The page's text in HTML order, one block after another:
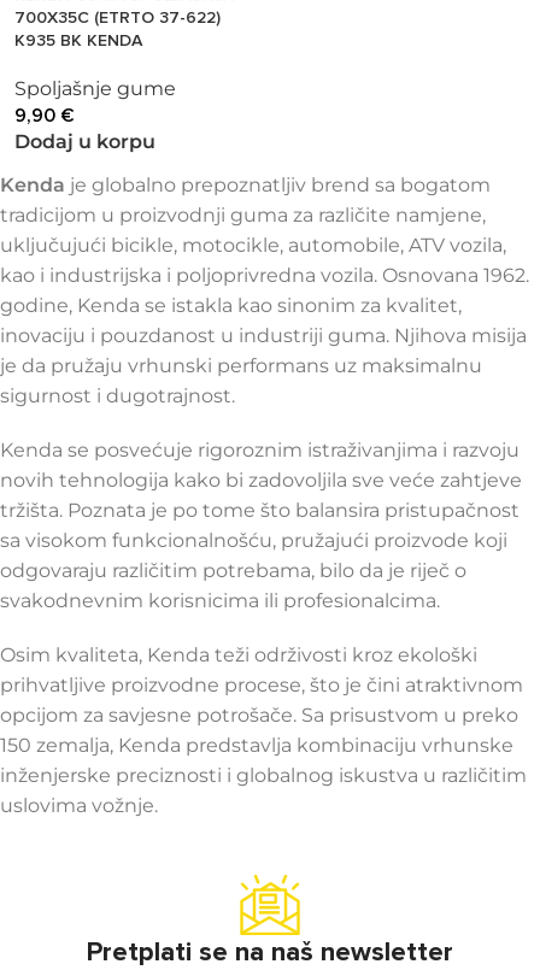
700X35C (ETRTO 37-622)
K935 BK KENDA
Spoljašnje gume
9,90 €
Dodaj u korpu
Kenda je globalno prepoznatljiv brend sa bogatom
tradicijom u proizvodnji guma za različite namjene,
uključujući bicikle, motocikle, automobile, ATV vozila,
kao i industrijska i poljoprivredna vozila. Osnovana 1962.
godine, Kenda se istakla kao sinonim za kvalitet,
inovaciju i pouzdanost u industriji guma. Njihova misija
je da pružaju vrhunski performans uz maksimalnu
sigurnost i dugotrajnost.
Kenda se posvećuje rigoroznim istraživanjima i razvoju
novih tehnologija kako bi zadovoljila sve veće zahtjeve
tržišta. Poznata je po tome što balansira pristupačnost
sa visokom funkcionalnošću, pružajući proizvode koji
odgovaraju različitim potrebama, bilo da je riječ o
svakodnevnim korisnicima ili profesionalcima.
Osim kvaliteta, Kenda teži održivosti kroz ekološki
prihvatljive proizvodne procese, što je čini atraktivnom
opcijom za savjesne potrošače. Sa prisustvom u preko
150 zemalja, Kenda predstavlja kombinaciju vrhunske
inženjerske preciznosti i globalnog iskustva u različitim
uslovima vožnje.
Pretplati se na naš newsletter